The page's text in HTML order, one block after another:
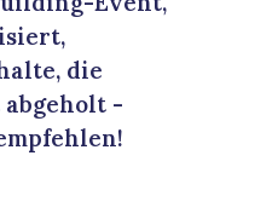
die
abgeholt -